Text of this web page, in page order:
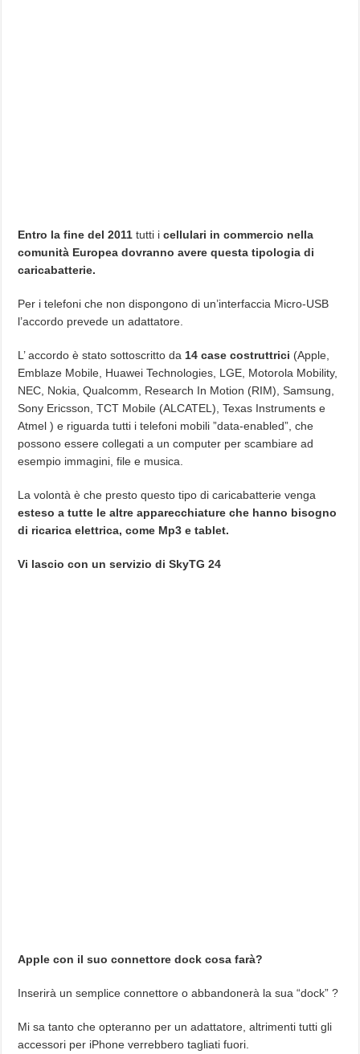
Entro la fine del 2011 tutti icellulari in commercio nella
comunità Europea dovranno avere questa tipologia di
caricabatterie.
Per i telefoni che non dispongono di un’interfaccia Micro-USB
l’accordo prevede un adattatore.
L’ accordo è stato sottoscritto da 14 case costruttrici (Apple,
Emblaze Mobile, Huawei Technologies, LGE, Motorola Mobility,
NEC, Nokia, Qualcomm, Research In Motion (RIM), Samsung,
Sony Ericsson, TCT Mobile (ALCATEL), Texas Instruments e
Atmel ) e riguarda tutti i telefoni mobili ”data-enabled”, che
possono essere collegati a un computer per scambiare ad
esempio immagini, file e musica.
La volontà è che presto questo tipo di caricabatterie venga
esteso a tutte le altre apparecchiature che hanno bisogno
di ricarica elettrica, come Mp3 e tablet.
Vi lascio con un servizio di SkyTG 24
Apple con il suo connettore dock cosa farà?
Inserirà un semplice connettore o abbandonerà la sua “dock” ?
Mi sa tanto che opteranno per un adattatore, altrimenti tutti gli
accessori per iPhone verrebbero tagliati fuori.